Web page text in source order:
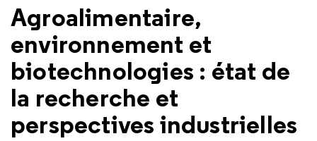
Agroalimentaire,
environnement et
biotechnologies : état de
la recherche et
perspectives industrielles